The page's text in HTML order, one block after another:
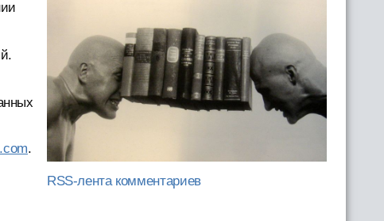
.
RSS-лента комментариев